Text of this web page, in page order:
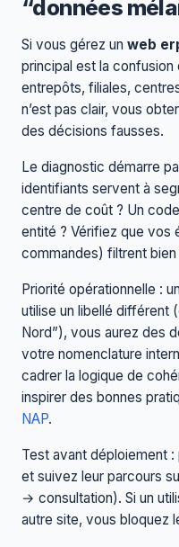
“données
Si vous gérez un web
principal est la
entrepôts, filiales,
n’est pas clair, vous
des décisions fausses.
Le diagnostic démarre
identifiants servent à
centre de coût ? Un
entité ? Vérifiez que vos
commandes) filtrent bien
Priorité opérationnelle :
utilise un libellé différent
Nord”), vous aurez des
votre nomenclature
cadrer la logique de
inspirer des bonnes
NAP.
Test avant déploiement
et suivez leur parcours
→ consultation). Si un
autre site, vous bloquez